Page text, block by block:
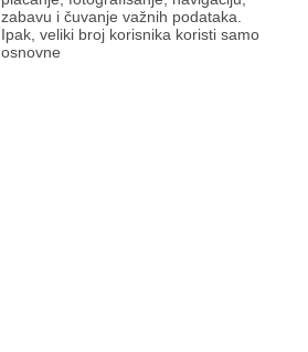
zabavu i čuvanje važnih podataka.
Ipak, veliki broj korisnika koristi samo
osnovne